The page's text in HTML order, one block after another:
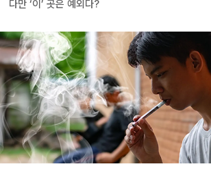
다만 ‘이’ 곳은 예외다?